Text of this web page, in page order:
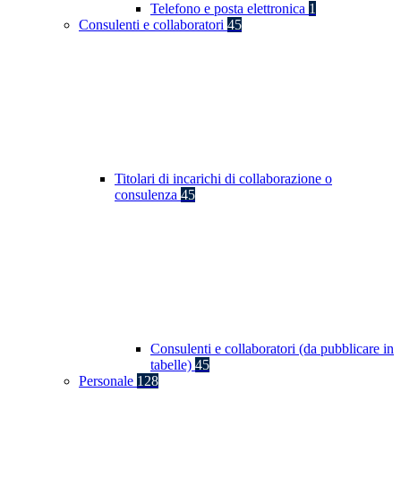
Telefono e posta elettronica 1
Consulenti e collaboratori 45
Titolari di incarichi di collaborazione o
consulenza 45
Consulenti e collaboratori (da pubblicare in
tabelle) 45
Personale 128